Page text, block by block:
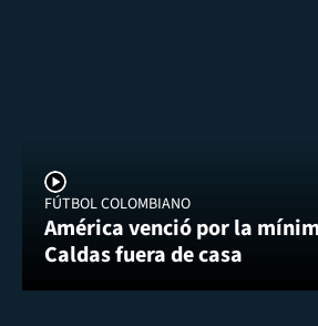
FÚTBOL COLOMBIANO
América venció por la
Caldas fuera de casa